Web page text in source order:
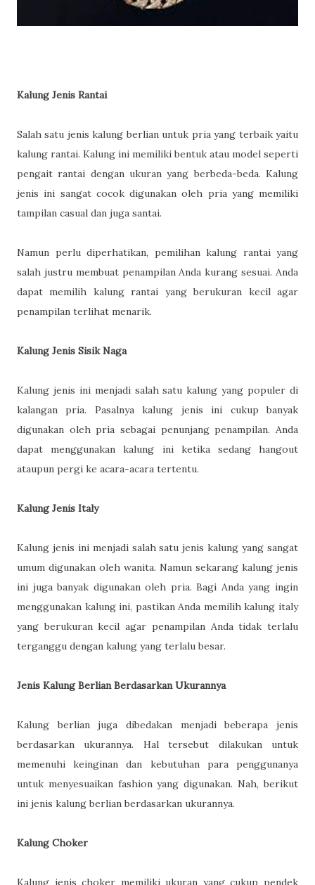
Kalung Jenis Rantai
Salah satu jenis kalung berlian untuk pria yang terbaik yaitu
kalung rantai. Kalung ini memiliki bentuk atau model seperti
pengait rantai dengan ukuran yang berbeda-beda. Kalung
jenis ini sangat cocok digunakan oleh pria yang memiliki
tampilan casual dan juga santai.
Namun perlu diperhatikan, pemilihan kalung rantai yang
salah justru membuat penampilan Anda kurang sesuai. Anda
dapat memilih kalung rantai yang berukuran kecil agar
penampilan terlihat menarik.
Kalung Jenis Sisik Naga
Kalung jenis ini menjadi salah satu kalung yang populer di
kalangan pria. Pasalnya kalung jenis ini cukup banyak
digunakan oleh pria sebagai penunjang penampilan. Anda
dapat menggunakan kalung ini ketika sedang hangout
ataupun pergi ke acara-acara tertentu.
Kalung Jenis Italy
Kalung jenis ini menjadi salah satu jenis kalung yang sangat
umum digunakan oleh wanita. Namun sekarang kalung jenis
ini juga banyak digunakan oleh pria. Bagi Anda yang ingin
menggunakan kalung ini, pastikan Anda memilih kalung italy
yang berukuran kecil agar penampilan Anda tidak terlalu
terganggu dengan kalung yang terlalu besar.
Jenis Kalung Berlian Berdasarkan Ukurannya
Kalung berlian juga dibedakan menjadi beberapa jenis
berdasarkan ukurannya. Hal tersebut dilakukan untuk
memenuhi keinginan dan kebutuhan para penggunanya
untuk menyesuaikan fashion yang digunakan. Nah, berikut
ini jenis kalung berlian berdasarkan ukurannya.
Kalung Choker
Kalung jenis choker memiliki ukuran yang cukup pendek